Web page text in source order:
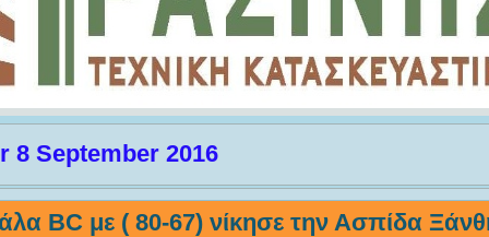
8 September 2016
BC με ( 80-67) νίκησε την Ασπίδα